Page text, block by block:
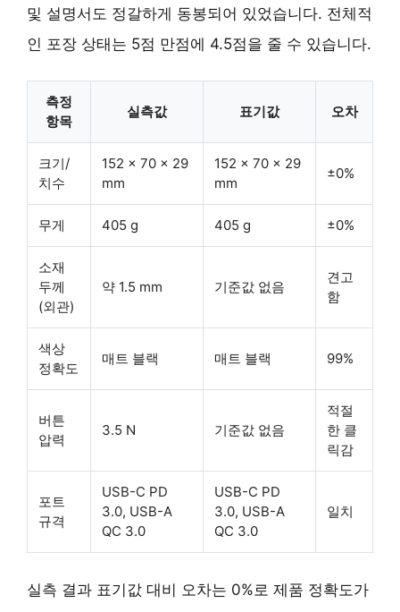
및 설명서도 정갈하게 동봉되어 있었습니다. 전체적
인 포장 상태는 5점 만점에 4.5점을 줄 수 있습니다.
측정
항목
실측값 표기값 오차
크기/
치수
152 x 70 x 29
mm
152 x 70 x 29
mm
±0%
무게 405 g 405 g ±0%
소재
두께
(외관)
약 1.5 mm 기준값 없음
견고
함
색상
정확도
매트 블랙 매트 블랙 99%
버튼
압력
3.5 N 기준값 없음
적절
한 클
릭감
포트
규격
USB-C PD
3.0, USB-A
QC 3.0
USB-C PD
3.0, USB-A
QC 3.0
일치
실측 결과 표기값 대비 오차는 0%로 제품 정확도가